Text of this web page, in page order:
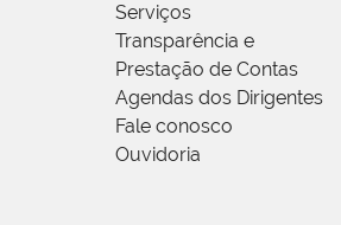
Serviços
Transparência e
Prestação de Contas
Agendas dos Dirigentes
Fale conosco
Ouvidoria